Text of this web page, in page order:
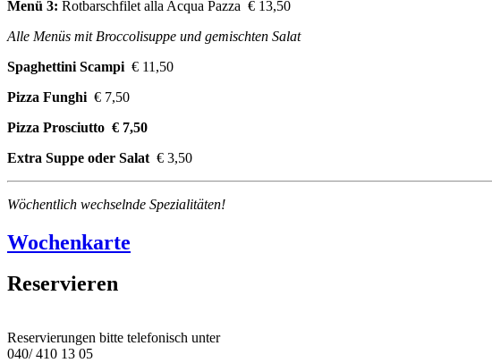
Menü 3: Rotbarschfilet alla Acqua Pazza € 13,50
Alle Menüs mit Broccolisuppe und gemischten Salat
Spaghettini Scampi € 11,50
Pizza Funghi € 7,50
Pizza Prosciutto € 7,50
Extra Suppe oder Salat € 3,50
Wöchentlich wechselnde Spezialitäten!
Wochenkarte
Reservieren
Reservierungen bitte telefonisch unter
040/ 410 13 05